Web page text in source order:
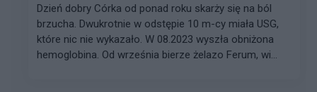
Dzień dobry Córka od ponad roku skarży się na ból
brzucha. Dwukrotnie w odstępie 10 m-cy miała USG,
które nic nie wykazało. W 08.2023 wyszła obniżona
hemoglobina. Od września bierze żelazo Ferum, wi...